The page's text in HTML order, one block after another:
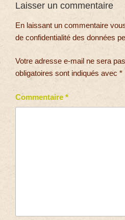
Laisser un commentaire
En laissant un commentaire
de confidentialité des données
Votre adresse e-mail ne sera
obligatoires sont indiqués avec *
Commentaire *